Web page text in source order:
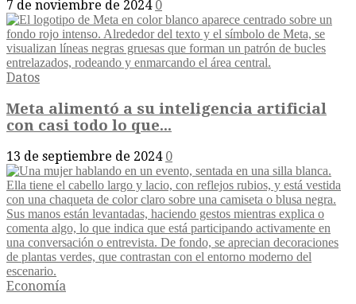
7 de noviembre de 2024 0
Datos
Meta alimentó a su inteligencia artificial
con casi todo lo que...
13 de septiembre de 2024 0
Economía